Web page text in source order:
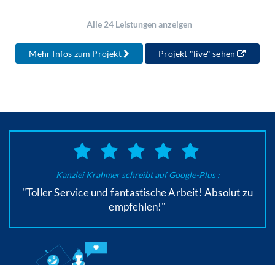
Alle 24 Leistungen anzeigen
Mehr Infos zum Projekt Projekt "live" sehen
Kanzlei Krahmer schreibt auf Google-Plus :
"Toller Service und fantastische Arbeit! Absolut zu
empfehlen!"